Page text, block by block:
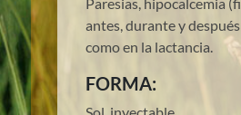
antes, durante y
como en la lactancia.
FORMA: